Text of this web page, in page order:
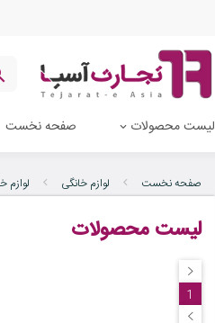
لیست محصولات صفحه نخست
صفحه نخست لوازم خانگی لوازم
لیست محصولات
1